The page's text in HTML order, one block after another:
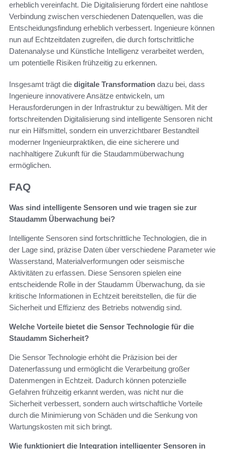
erheblich vereinfacht. Die Digitalisierung fördert eine nahtlose
Verbindung zwischen verschiedenen Datenquellen, was die
Entscheidungsfindung erheblich verbessert. Ingenieure können
nun auf Echtzeitdaten zugreifen, die durch fortschrittliche
Datenanalyse und Künstliche Intelligenz verarbeitet werden,
um potentielle Risiken frühzeitig zu erkennen.
Insgesamt trägt die digitale Transformation dazu bei, dass
Ingenieure innovativere Ansätze entwickeln, um
Herausforderungen in der Infrastruktur zu bewältigen. Mit der
fortschreitenden Digitalisierung sind intelligente Sensoren nicht
nur ein Hilfsmittel, sondern ein unverzichtbarer Bestandteil
moderner Ingenieurpraktiken, die eine sicherere und
nachhaltigere Zukunft für die Staudammüberwachung
ermöglichen.
FAQ
Was sind intelligente Sensoren und wie tragen sie zur
Staudamm Überwachung bei?
Intelligente Sensoren sind fortschrittliche Technologien, die in
der Lage sind, präzise Daten über verschiedene Parameter wie
Wasserstand, Materialverformungen oder seismische
Aktivitäten zu erfassen. Diese Sensoren spielen eine
entscheidende Rolle in der Staudamm Überwachung, da sie
kritische Informationen in Echtzeit bereitstellen, die für die
Sicherheit und Effizienz des Betriebs notwendig sind.
Welche Vorteile bietet die Sensor Technologie für die
Staudamm Sicherheit?
Die Sensor Technologie erhöht die Präzision bei der
Datenerfassung und ermöglicht die Verarbeitung großer
Datenmengen in Echtzeit. Dadurch können potenzielle
Gefahren frühzeitig erkannt werden, was nicht nur die
Sicherheit verbessert, sondern auch wirtschaftliche Vorteile
durch die Minimierung von Schäden und die Senkung von
Wartungskosten mit sich bringt.
Wie funktioniert die Integration intelligenter Sensoren in